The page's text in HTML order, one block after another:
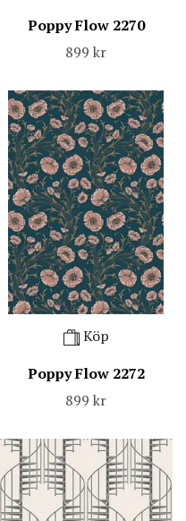
Poppy Flow 2270
899 kr
Köp
Poppy Flow 2272
899 kr